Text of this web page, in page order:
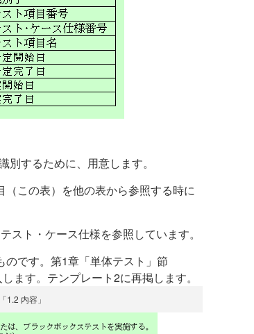
別するために、用意します。
（この表）を他の表から参照する時に
スト・ケース仕様を参照しています。
のです。第1章「単体テスト」節
ます。テンプレート2に再掲します。
1.2 内容」